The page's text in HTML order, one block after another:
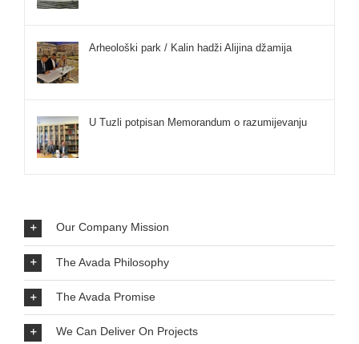
Arheološki park / Kalin hadži Alijina džamija
U Tuzli potpisan Memorandum o razumijevanju
Our Company Mission
The Avada Philosophy
The Avada Promise
We Can Deliver On Projects